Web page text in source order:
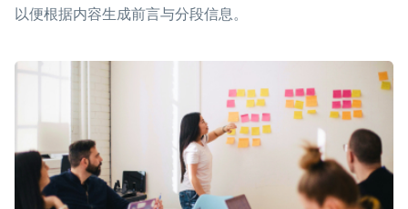
以便根据内容生成前言与分段信息。